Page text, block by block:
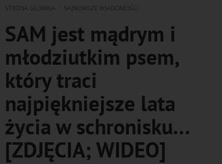
STRONA GŁÓWNA NAJNOWSZE WIADOMOŚCI
SAM jest mądrym i
młodziutkim psem,
który traci
najpiękniejsze lata
życia w schronisku...
[ZDJĘCIA; WIDEO]